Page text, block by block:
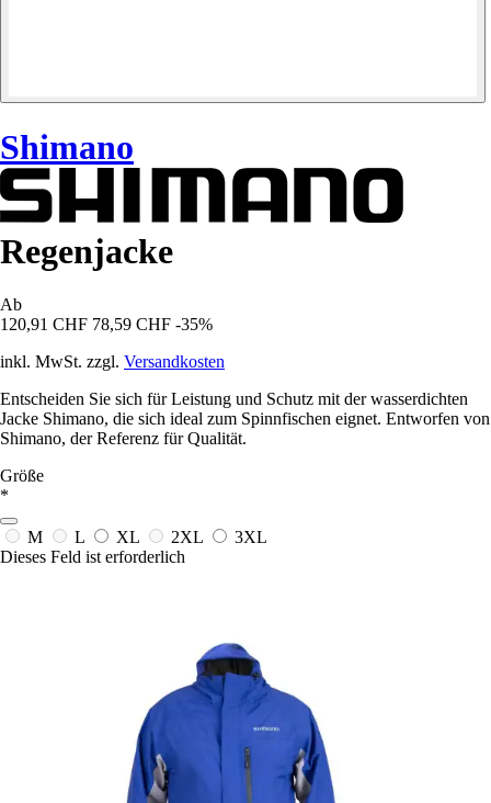
Shimano
Regenjacke
Ab
120,91 CHF 78,59 CHF -35%
inkl. MwSt. zzgl. Versandkosten
Entscheiden Sie sich für Leistung und Schutz mit der wasserdichten
Jacke Shimano, die sich ideal zum Spinnfischen eignet. Entworfen von
Shimano, der Referenz für Qualität.
Größe
*
M L XL 2XL
3XL
Dieses Feld ist erforderlich